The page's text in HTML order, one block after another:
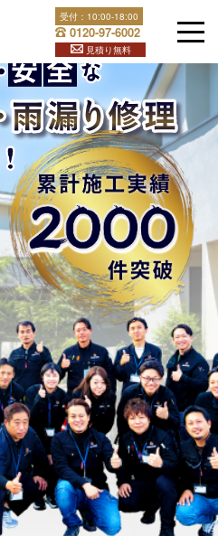
0120-97-6002
受付： 10:00-18:00
見積り無料
下関で屋根修理・雨漏り修理を
でお困りなら官兵衛ルーフへ！